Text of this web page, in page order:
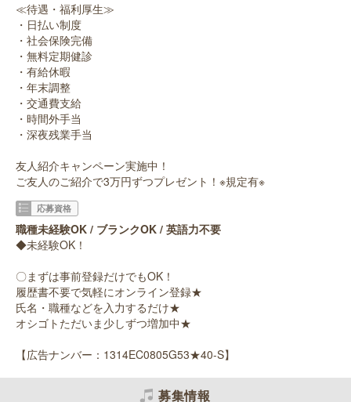
≪待遇・福利厚生≫
・日払い制度
・社会保険完備
・無料定期健診
・有給休暇
・年末調整
・交通費支給
・時間外手当
・深夜残業手当
友人紹介キャンペーン実施中！
ご友人のご紹介で3万円ずつプレゼント！※規定有※
応募資格
職種未経験OK / ブランクOK / 英語力不要
◆未経験OK！
〇まずは事前登録だけでもOK！
履歴書不要で気軽にオンライン登録★
氏名・職種などを入力するだけ★
オシゴトただいま少しずつ増加中★
【広告ナンバー：1314EC0805G53★40-S】
募集情報